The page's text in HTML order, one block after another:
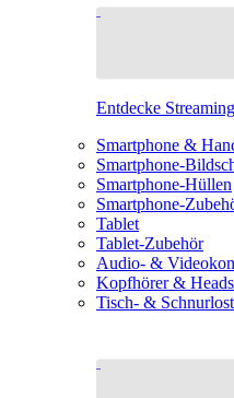
Entdecke
Smartphone &
Smartphone-
Smartphone-Hüllen
Smartphone-
Tablet
Tablet-Zubehör
Audio- &
Kopfhörer &
Tisch- &